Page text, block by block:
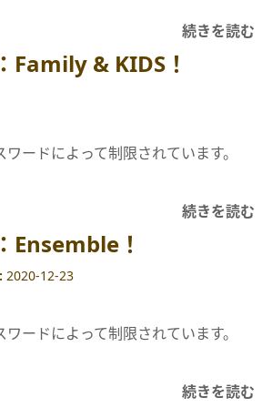
続きを読む
Family & KIDS！
ードによって制限されています。
続きを読む
Ensemble！
2020-12-23
ードによって制限されています。
続きを読む